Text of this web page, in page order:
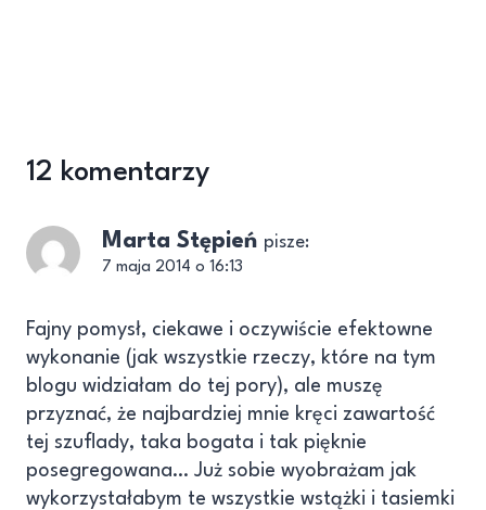
12 komentarzy
Marta Stępień pisze:
7 maja 2014 o 16:13
Fajny pomysł, ciekawe i oczywiście efektowne
wykonanie (jak wszystkie rzeczy, które na tym
blogu widziałam do tej pory), ale muszę
przyznać, że najbardziej mnie kręci zawartość
tej szuflady, taka bogata i tak pięknie
posegregowana… Już sobie wyobrażam jak
wykorzystałabym te wszystkie wstążki i tasiemki